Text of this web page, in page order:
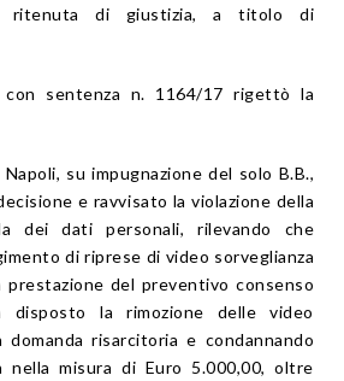
ritenuta di giustizia, a titolo di
sentenza n. 1164/17 rigettò la
su impugnazione del solo B.B.,
e ravvisato la violazione della
dei dati personali, rilevando che
di riprese di video sorveglianza
prestazione del preventivo consenso
disposto la rimozione delle video
risarcitoria e condannando
misura di Euro 5.000,00, oltre